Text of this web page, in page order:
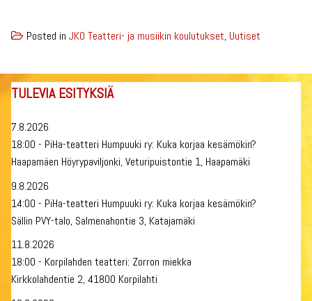
Posted in JKO Teatteri- ja musiikin koulutukset, Uutiset
TULEVIA ESITYKSIÄ
7.8.2026
18:00 - PiHa-teatteri Humpuuki ry: Kuka korjaa kesämökin?
Haapamäen Höyrypaviljonki, Veturipuistontie 1, Haapamäki
9.8.2026
14:00 - PiHa-teatteri Humpuuki ry: Kuka korjaa kesämökin?
Sällin PVY-talo, Salmenahontie 3, Katajamäki
11.8.2026
18:00 - Korpilahden teatteri: Zorron miekka
Kirkkolahdentie 2, 41800 Korpilahti